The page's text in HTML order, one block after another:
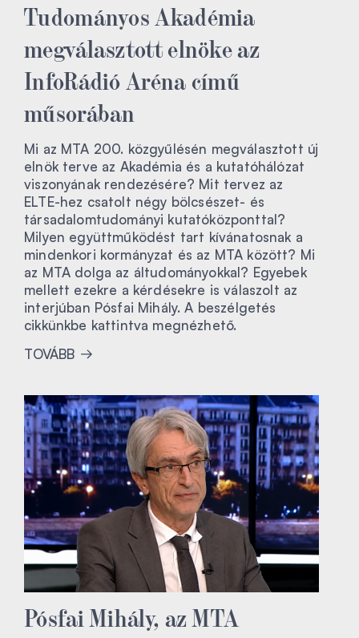
Tudományos Akadémia
megválasztott elnöke az
InfoRádió Aréna című
műsorában
Mi az MTA 200. közgyűlésén megválasztott új
elnök terve az Akadémia és a kutatóhálózat
viszonyának rendezésére? Mit tervez az
ELTE-hez csatolt négy bölcsészet- és
társadalomtudományi kutatóközponttal?
Milyen együttműködést tart kívánatosnak a
mindenkori kormányzat és az MTA között? Mi
az MTA dolga az áltudományokkal? Egyebek
mellett ezekre a kérdésekre is válaszolt az
interjúban Pósfai Mihály. A beszélgetés
cikkünkbe kattintva megnézhető.
TOVÁBB
Pósfai Mihály, az MTA